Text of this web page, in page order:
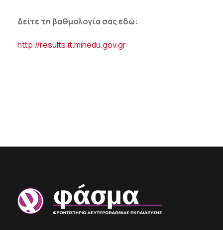
Δείτε τη βαθμολογία σας εδώ:
http://results.it.minedu.gov.gr